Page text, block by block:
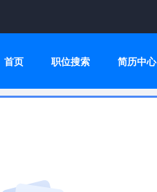
首页 职位搜索 简历中心